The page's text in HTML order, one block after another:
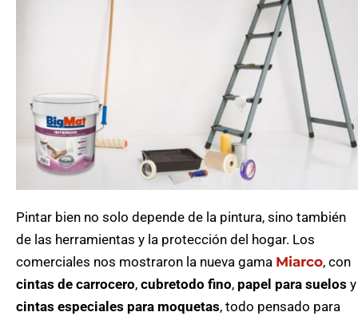
Pintar bien no solo depende de la pintura, sino también
de las herramientas y la protección del hogar. Los
comerciales nos mostraron la nueva gama Miarco, con
cintas de carrocero, cubretodo fino, papel para suelos y
cintas especiales para moquetas, todo pensado para